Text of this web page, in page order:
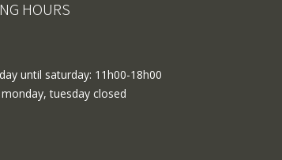
HOURS
until saturday: 11h00-18h00
tuesday closed